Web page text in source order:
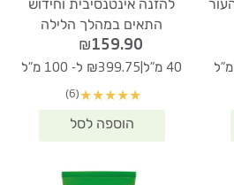
להזנה אינטנסיבית וחידוש
התאים במהלך הלילה
₪159.90
40 מ"ל ₪399.75 ל- 100 מ"ל
★
★
★
★
★
(6)